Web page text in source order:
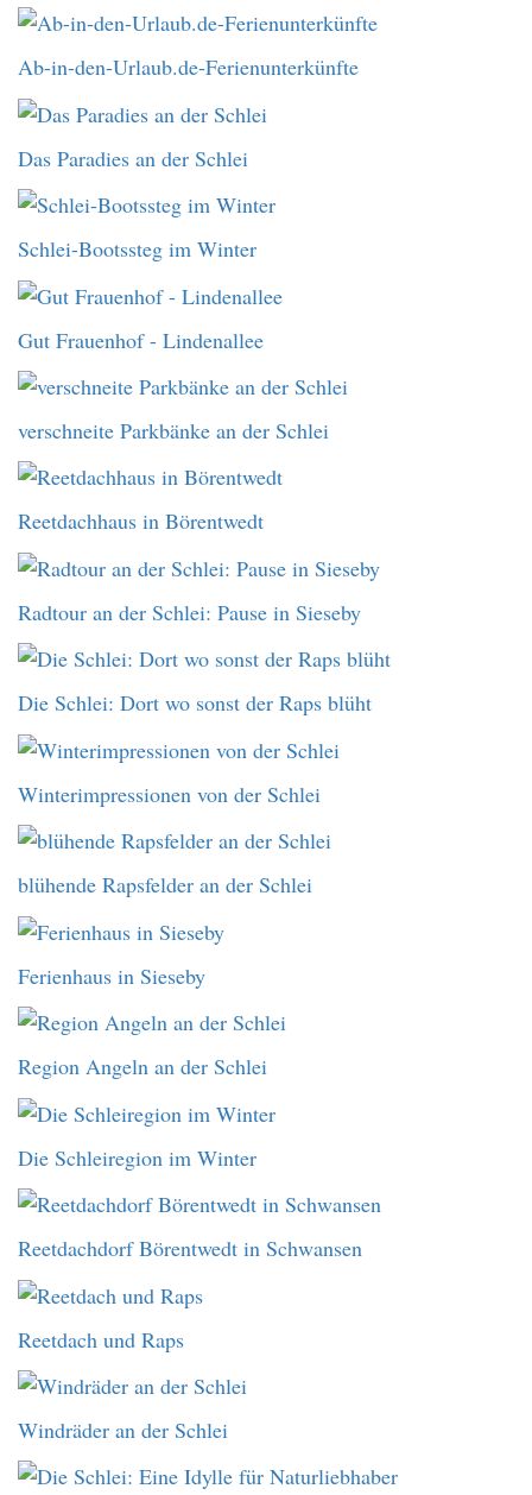
Ab-in-den-Urlaub.de-Ferienunterkünfte
Das Paradies an der Schlei
Schlei-Bootssteg im Winter
Gut Frauenhof - Lindenallee
verschneite Parkbänke an der Schlei
Reetdachhaus in Börentwedt
Radtour an der Schlei: Pause in Sieseby
Die Schlei: Dort wo sonst der Raps blüht
Winterimpressionen von der Schlei
blühende Rapsfelder an der Schlei
Ferienhaus in Sieseby
Region Angeln an der Schlei
Die Schleiregion im Winter
Reetdachdorf Börentwedt in Schwansen
Reetdach und Raps
Windräder an der Schlei